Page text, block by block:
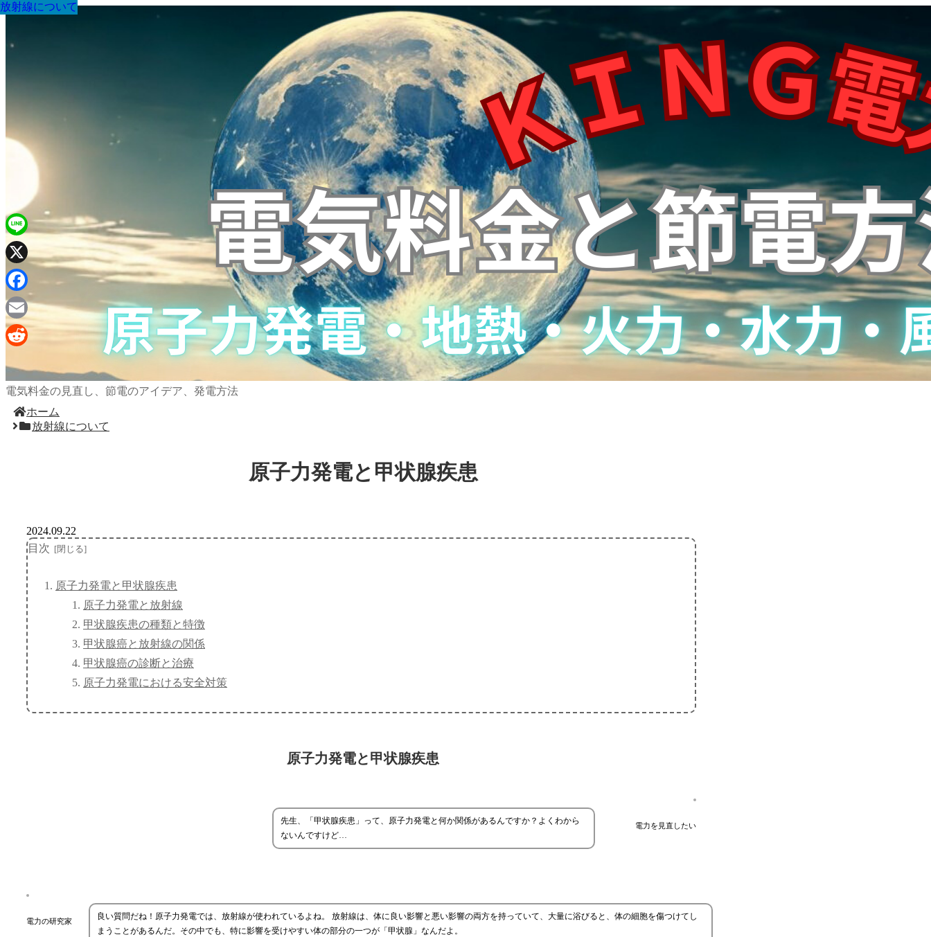
電気料金の見直し、節電のアイデア、発電方法
ホーム
放射線について
原子力発電と甲状腺疾患
放射線について
2024.09.22
目次
原子力発電と甲状腺疾患
原子力発電と放射線
甲状腺疾患の種類と特徴
甲状腺癌と放射線の関係
甲状腺癌の診断と治療
原子力発電における安全対策
原子力発電と甲状腺疾患
電力を見直したい
先生、「甲状腺疾患」って、原子力発電と何か関係があるんですか？よくわから
ないんですけど…
電力の研究家
良い質問だね！原子力発電では、放射線が使われているよね。 放射線は、体に良い影響と悪い影響の両方を持っていて、大量に浴びると、体の細胞を傷つけてし
まうことがあるんだ。その中でも、特に影響を受けやすい体の部分の一つが「甲状腺」なんだよ。
放射線について
放射線について
放射線について
放射線について
放射線について
放射線について
放射線について
放射線について
Line
X
Facebook
Email